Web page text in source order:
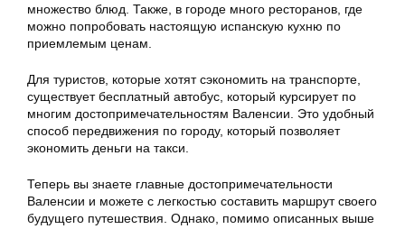
множество блюд. Также, в городе много ресторанов, где
можно попробовать настоящую испанскую кухню по
приемлемым ценам.
Для туристов, которые хотят сэкономить на транспорте,
существует бесплатный автобус, который курсирует по
многим достопримечательностям Валенсии. Это удобный
способ передвижения по городу, который позволяет
экономить деньги на такси.
Теперь вы знаете главные достопримечательности
Валенсии и можете с легкостью составить маршрут своего
будущего путешествия. Однако, помимо описанных выше